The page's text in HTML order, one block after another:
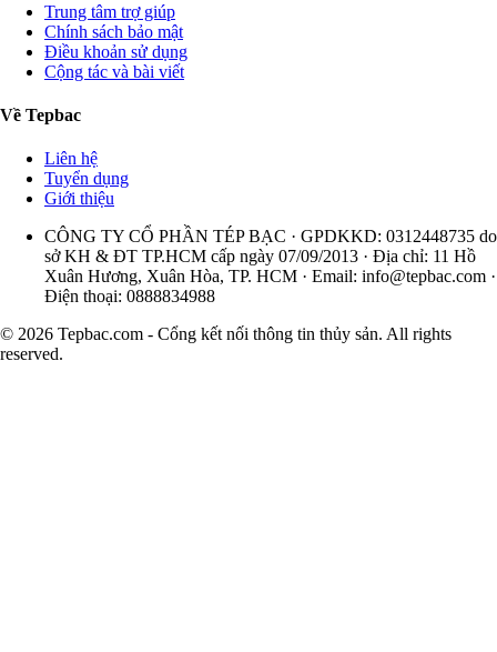
Trung tâm trợ giúp
Chính sách bảo mật
Điều khoản sử dụng
Cộng tác và bài viết
Về Tepbac
Liên hệ
Tuyển dụng
Giới thiệu
CÔNG TY CỔ PHẦN TÉP BẠC · GPDKKD: 0312448735 do
sở KH & ĐT TP.HCM cấp ngày 07/09/2013 · Địa chỉ: 11 Hồ
Xuân Hương, Xuân Hòa, TP. HCM · Email: info@tepbac.com ·
Điện thoại: 0888834988
© 2026 Tepbac.com - Cổng kết nối thông tin thủy sản. All rights
reserved.